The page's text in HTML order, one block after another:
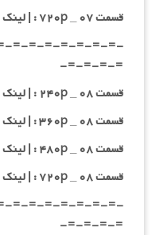
قسمت ۰۷ _ ۷۲۰p : | لینک مستقیم |دوبله فارسی
=-=-=-=-=-=-=-
=-=-=-=-
قسمت ۰۸ _ ۲۴۰p : | لینک مستقیم |دوبله فارسی
قسمت ۰۸ _ ۳۶۰p : | لینک مستقیم |دوبله فارسی
قسمت ۰۸ _ ۴۸۰p : | لینک مستقیم |دوبله فارسی
قسمت ۰۸ _ ۷۲۰p : | لینک مستقیم |دوبله فارسی
=-=-=-=-=-=-=-
=-=-=-=-